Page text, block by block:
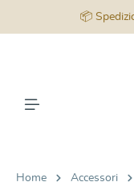
📦
Home Accessori